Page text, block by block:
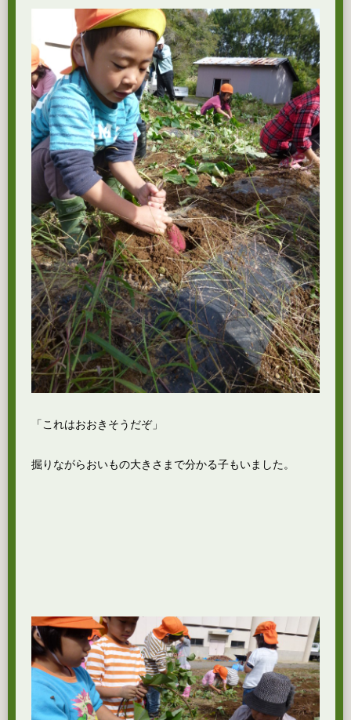
「これはおおきそうだぞ」
掘りながらおいもの大きさまで分かる子もいました。